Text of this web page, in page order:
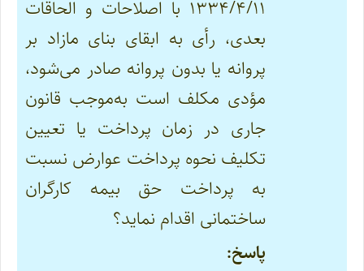
۱۳۳۴/۴/۱۱ با اصلاحات و الحاقات
بعدی، رأی به ابقای بنای مازاد بر
پروانه یا بدون پروانه صادر می‌شود،
مؤدی مکلف است به‌موجب قانون
جاری در زمان پرداخت یا تعیین
تکلیف نحوه پرداخت عوارض نسبت
به پرداخت حق بیمه کارگران
ساختمانی اقدام نماید؟
پاسخ: